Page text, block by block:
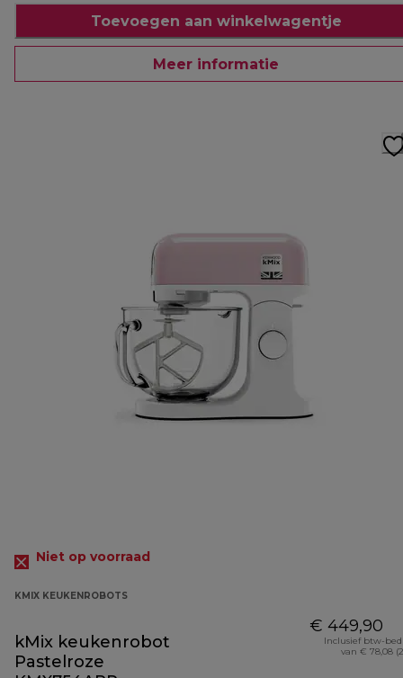
Toevoegen aan winkelwagentje
Meer informatie
Niet op voorraad
KMIX KEUKENROBOTS
kMix keukenrobot
Pastelroze
€ 449,90
Inclusief btw-
van € 78,08